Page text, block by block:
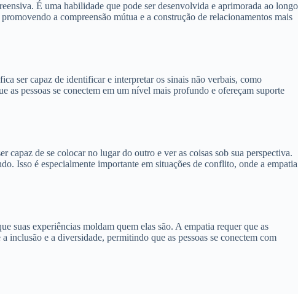
É uma habilidade que pode ser desenvolvida e aprimorada ao longo
a compreensão mútua e a construção de relacionamentos mais
ser capaz de identificar e interpretar os sinais não verbais, como
as pessoas se conectem em um nível mais profundo e ofereçam suporte
capaz de se colocar no lugar do outro e ver as coisas sob sua perspectiva.
Isso é especialmente importante em situações de conflito, onde a empatia
suas experiências moldam quem elas são. A empatia requer que as
inclusão e a diversidade, permitindo que as pessoas se conectem com